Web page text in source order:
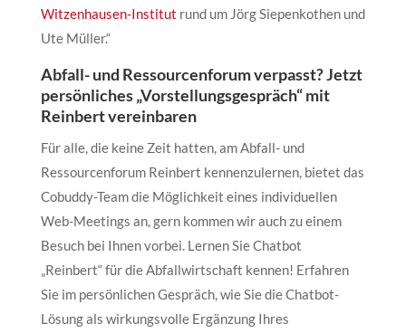
Witzenhausen-Institut rund um Jörg Siepenkothen und
Ute Müller.“
Abfall- und Ressourcenforum verpasst? Jetzt
persönliches „Vorstellungsgespräch“ mit
Reinbert vereinbaren
Für alle, die keine Zeit hatten, am Abfall- und
Ressourcenforum Reinbert kennenzulernen, bietet das
Cobuddy-Team die Möglichkeit eines individuellen
Web-Meetings an, gern kommen wir auch zu einem
Besuch bei Ihnen vorbei. Lernen Sie Chatbot
„Reinbert“ für die Abfallwirtschaft kennen! Erfahren
Sie im persönlichen Gespräch, wie Sie die Chatbot-
Lösung als wirkungsvolle Ergänzung Ihres